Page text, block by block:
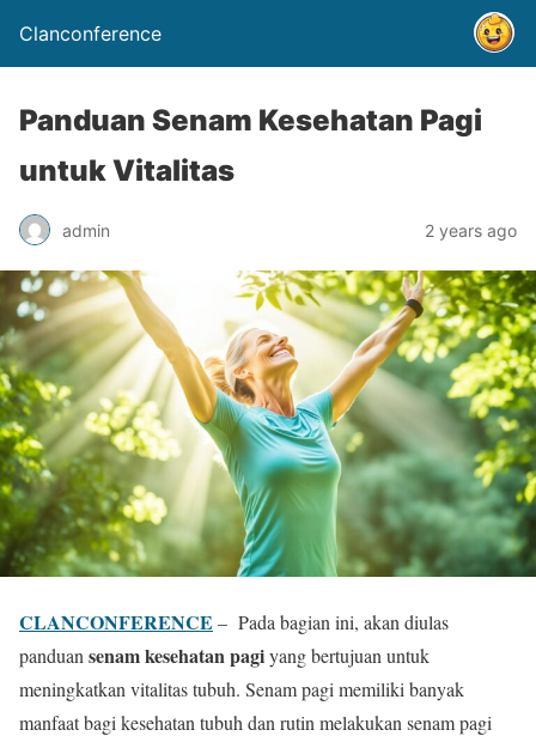
Clanconference
Panduan Senam Kesehatan Pagi
untuk Vitalitas
admin 2 years ago
CLANCONFERENCE – Pada bagian ini, akan diulas
panduan senam kesehatan pagiyang bertujuan untuk
meningkatkan vitalitas tubuh. Senam pagi memiliki banyak
manfaat bagi kesehatan tubuh dan rutin melakukan senam pagi